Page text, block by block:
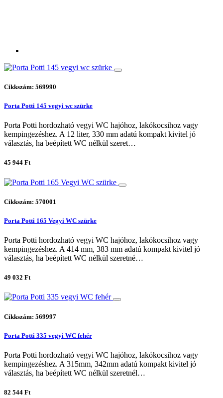
Cikkszám: 569990
Porta Potti 145 vegyi wc szürke
Porta Potti hordozható vegyi WC hajóhoz, lakókocsihoz vagy
kempingezéshez. A 12 liter, 330 mm adatú kompakt kivitel jó
választás, ha beépített WC nélkül szeret…
45 944 Ft
Cikkszám: 570001
Porta Potti 165 Vegyi WC szürke
Porta Potti hordozható vegyi WC hajóhoz, lakókocsihoz vagy
kempingezéshez. A 414 mm, 383 mm adatú kompakt kivitel jó
választás, ha beépített WC nélkül szeretné…
49 032 Ft
Cikkszám: 569997
Porta Potti 335 vegyi WC fehér
Porta Potti hordozható vegyi WC hajóhoz, lakókocsihoz vagy
kempingezéshez. A 315mm, 342mm adatú kompakt kivitel jó
választás, ha beépített WC nélkül szeretnél…
82 544 Ft